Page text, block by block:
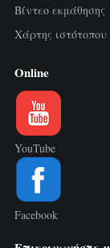
Βίντεο εκμάθησης
Χάρτης ιστότοπου
Online
YouTube
Facebook